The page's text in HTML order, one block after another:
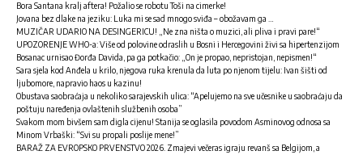
Bora Santana kralj aftera! Požalio se robotu Toši na cimerke!
Jovana bez dlake na jeziku: Luka mi se sad mnogo sviđa – obožavam ga …
MUZIČAR UDARIO NA DESINGERICU! „Ne zna ništa o muzici, ali pliva i pravi pare!“
UPOZORENJE WHO-a: Više od polovine odraslih u Bosni i Hercegovini živi sa hipertenzijom
Bosanac urnisao Đorđa Davida, pa ga potkačio: „On je propao, nepristojan, nepismen!“
Sara sjela kod Anđela u krilo, njegova ruka krenula da luta po njenom tijelu: Ivan šišti od
ljubomore, napravio haos u kazinu!
Obustava saobraćaja u nekoliko sarajevskih ulica: “Apelujemo na sve učesnike u saobraćaju da
poštuju naređenja ovlaštenih službenih osoba”
Svakom mom bivšem sam digla cijenu! Stanija se oglasila povodom Asminovog odnosa sa
Minom Vrbaški: “Svi su propali poslije mene!”
BARAŽ ZA EVROPSKO PRVENSTVO 2026. Zmajevi večeras igraju revanš sa Belgijom, a